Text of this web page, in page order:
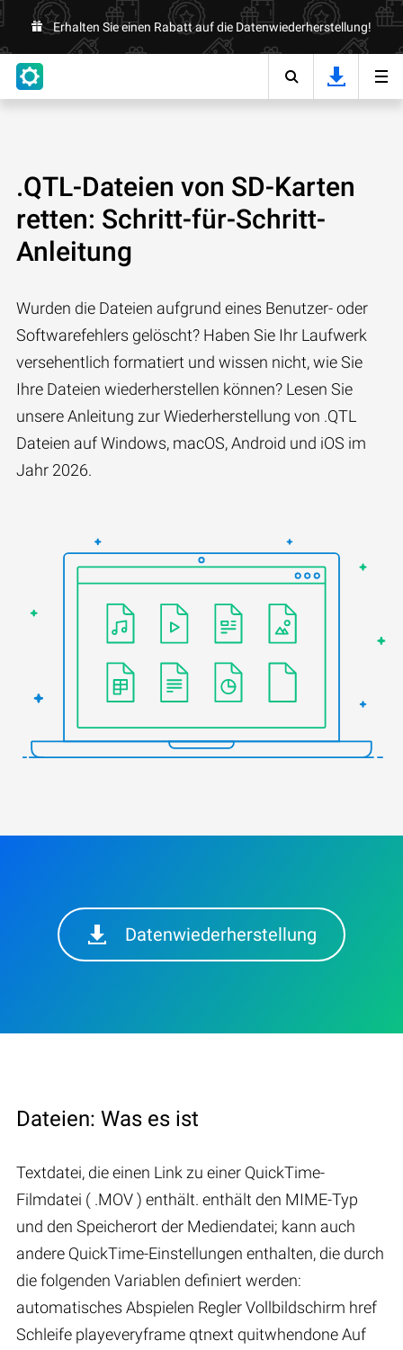
Erhalten Sie einen Rabatt auf die Datenwiederherstellung!
.QTL-Dateien von SD-Karten
retten: Schritt-für-Schritt-
Anleitung
Wurden die Dateien aufgrund eines Benutzer- oder
Softwarefehlers gelöscht? Haben Sie Ihr Laufwerk
versehentlich formatiert und wissen nicht, wie Sie
Ihre Dateien wiederherstellen können? Lesen Sie
unsere Anleitung zur Wiederherstellung von .QTL
Dateien auf Windows, macOS, Android und iOS im
Jahr 2026.
Datenwiederherstellung
Dateien: Was es ist
Textdatei, die einen Link zu einer QuickTime-
Filmdatei ( .MOV ) enthält. enthält den MIME-Typ
und den Speicherort der Mediendatei; kann auch
andere QuickTime-Einstellungen enthalten, die durch
die folgenden Variablen definiert werden:
automatisches Abspielen Regler Vollbildschirm href
Schleife playeveryframe qtnext quitwhendone Auf